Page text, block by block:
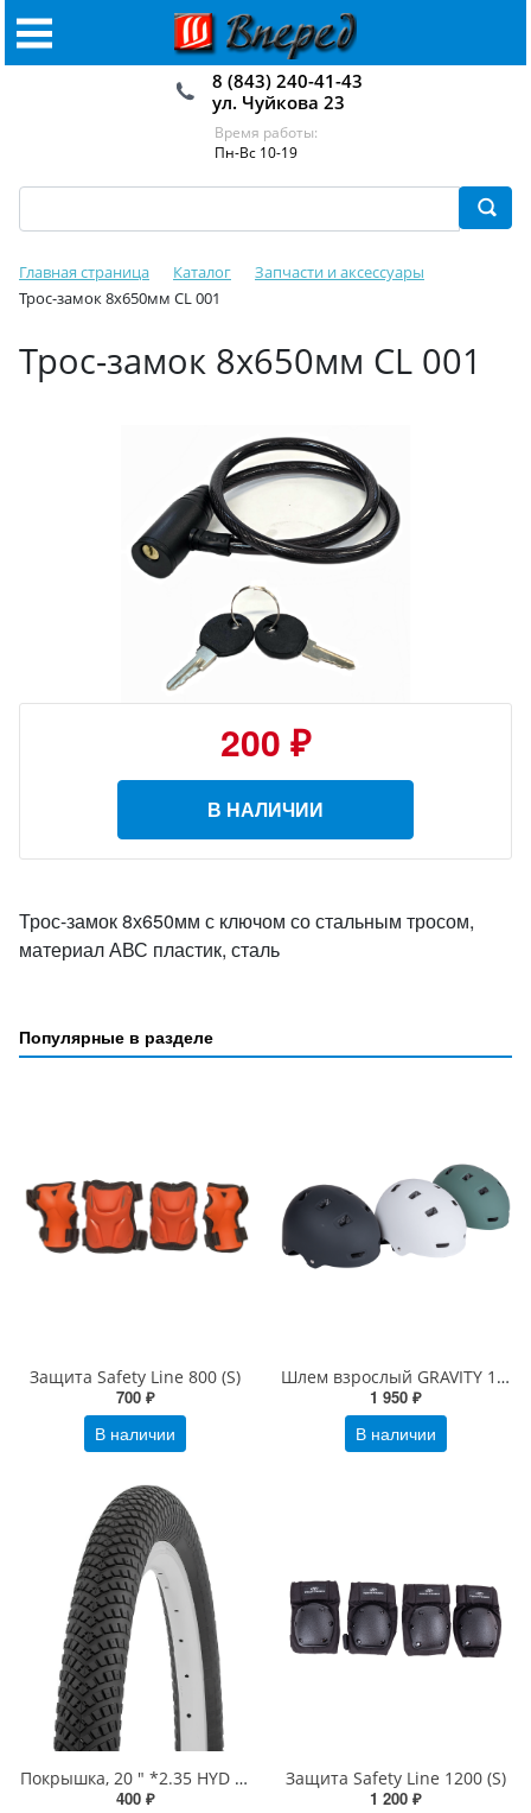
8 (843) 240-41-43
ул. Чуйкова 23
Время работы:
Пн-Вс 10-19
Главная страница Каталог
Запчасти и аксессуары
Трос-замок 8х650мм CL 001
Трос-замок 8х650мм CL 001
200 ₽
В НАЛИЧИИ
Трос-замок 8х650мм с ключом со стальным тросом,
материал АВС пластик, сталь
Популярные в разделе
Защита Safety Line 800 (S)
700 ₽
В наличии
Шлем взрослый GRAVITY 1000
1 950 ₽
В наличии
Покрышка, 20 " *2.35 HYD 019
400 ₽
Защита Safety Line 1200 (S)
1 200 ₽